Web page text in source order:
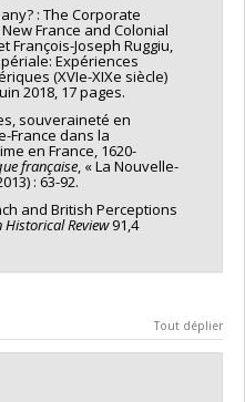
: The Corporate
France and Colonial
François-Joseph Ruggiu,
Expériences
(XVIe-XIXe siècle)
2018, 17 pages.
souveraineté en
France dans la
en France, 1620-
française, « La Nouvelle-
: 63-92.
and British Perceptions
Review91,4
Tout déplier